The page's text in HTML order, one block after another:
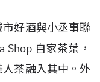
好酒與小丞事聯
Shop 自家茶葉，
茶融入其中。外